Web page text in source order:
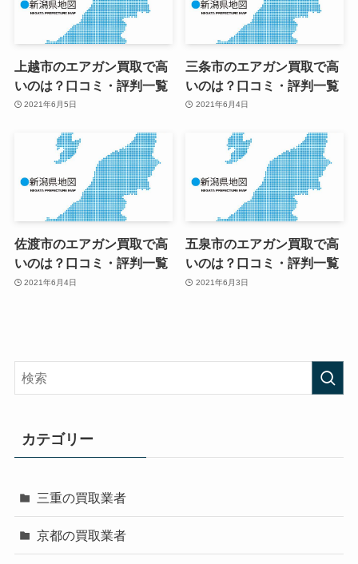
上越市のエアガン買取で高
いのは？口コミ・評判一覧
2021年6月5日
三条市のエアガン買取で高
いのは？口コミ・評判一覧
2021年6月4日
佐渡市のエアガン買取で高
いのは？口コミ・評判一覧
2021年6月4日
五泉市のエアガン買取で高
いのは？口コミ・評判一覧
2021年6月3日
カテゴリー
三重の買取業者
京都の買取業者